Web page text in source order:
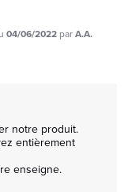
04/06/2022 parA.A.
notre produit.
entièrement
enseigne.